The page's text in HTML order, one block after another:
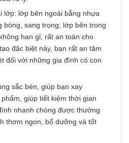
lớp: lớp bên ngoài bằng nhựa
bóng, sang trọng; lớp bên trong
han gỉ, rất an toàn cho
đặc biệt này, bạn rất an tâm
đối với những gia đình có con
sắc bén, giúp bạn xay
giúp tiết kiệm thời gian
nhanh chóng được thưởng
thơm ngon, bổ dưỡng và tốt